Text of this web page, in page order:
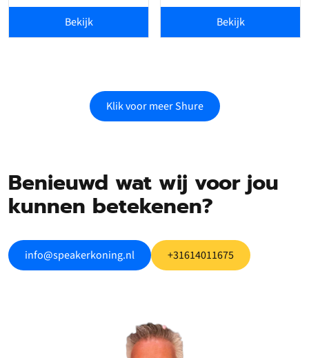
Bekijk Bekijk
Klik voor meer Shure
Benieuwd wat wij voor jou
kunnen betekenen?
info@speakerkoning.nl +31614011675